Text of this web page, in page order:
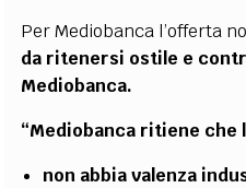
Per Mediobanca l’offerta
da ritenersi ostile e
Mediobanca.
“Mediobanca ritiene che
non abbia valenza